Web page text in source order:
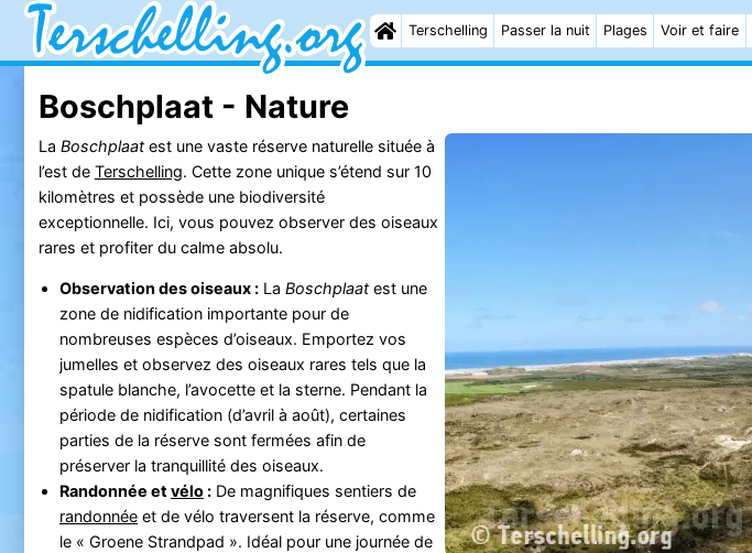
Terschelling Passer la nuit Plages Voir et faire
Boschplaat - Nature
La Boschplaatest une vaste réserve naturelle située à
l’est de Terschelling. Cette zone unique s’étend sur 10
kilomètres et possède une biodiversité
exceptionnelle. Ici, vous pouvez observer des oiseaux
rares et profiter du calme absolu.
Observation des oiseaux :La Boschplaatest une
zone de nidification importante pour de
nombreuses espèces d’oiseaux. Emportez vos
jumelles et observez des oiseaux rares tels que la
spatule blanche, l’avocette et la sterne. Pendant la
période de nidification (d’avril à août), certaines
parties de la réserve sont fermées afin de
préserver la tranquillité des oiseaux.
Randonnée et vélo:De magnifiques sentiers de
randonnéeet de vélo traversent la réserve, comme
le « Groene Strandpad ». Idéal pour une journée de